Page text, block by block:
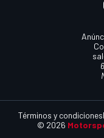
© 2026
Términos y condiciones